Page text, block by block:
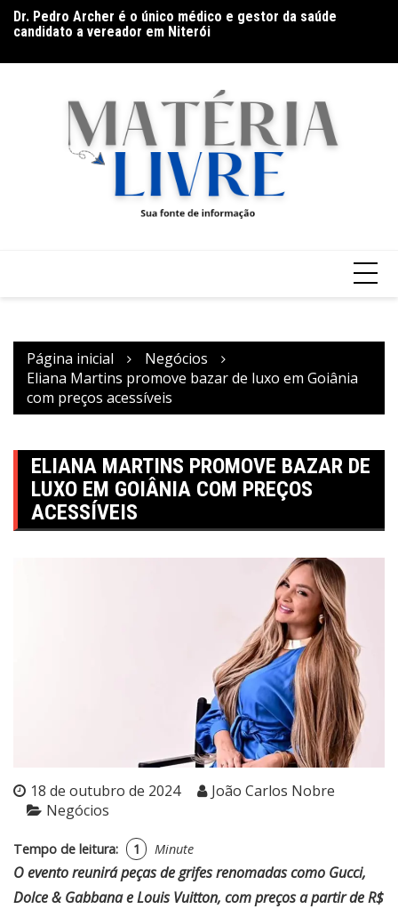
para
conteúdo
Dr. Pedro Archer é o único médico e gestor da saúde
candidato a vereador em Niterói
Página inicial
Negócios
Eliana Martins promove bazar de luxo em Goiânia
com preços acessíveis
ELIANA MARTINS PROMOVE BAZAR DE
LUXO EM GOIÂNIA COM PREÇOS
ACESSÍVEIS
18 de outubro de 2024
João Carlos Nobre
Negócios
Tempo de leitura: 1 Minute
O evento reunirá peças de grifes renomadas como Gucci,
Dolce & Gabbana e Louis Vuitton, com preços a partir de R$